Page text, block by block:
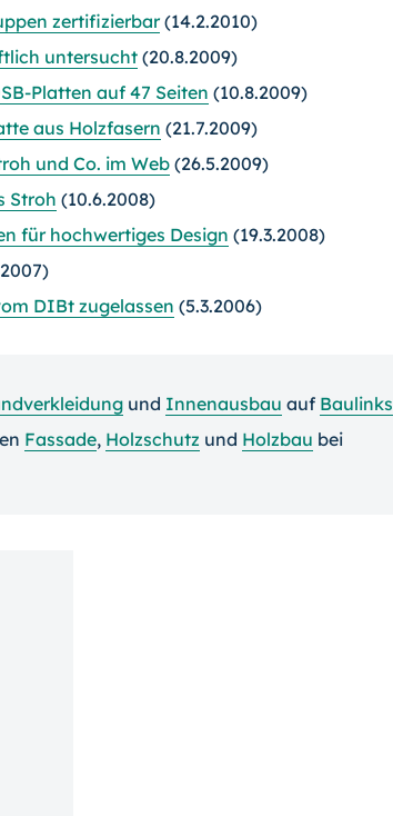
zertifizierbar(14.2.2010)
untersucht (20.8.2009)
Platten auf 47 Seiten (10.8.2009)
aus Holzfasern (21.7.2009)
und Co. im Web(26.5.2009)
Stroh (10.6.2008)
für hochwertiges Design (19.3.2008)
DIBt zugelassen (5.3.2006)
und Innenausbau auf Baulinks
Fassade, Holzschutz und Holzbau bei